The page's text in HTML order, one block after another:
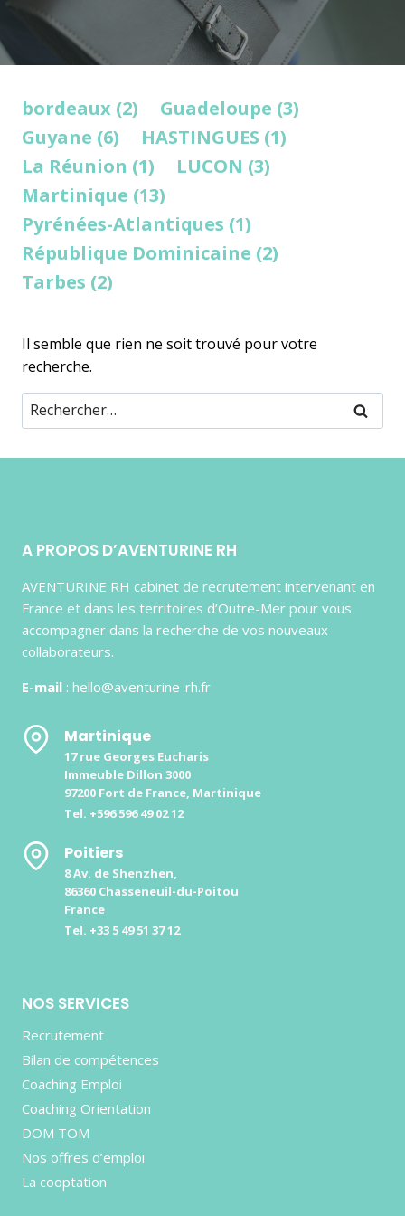
bordeaux (2)
Guadeloupe (3)
Guyane (6)
HASTINGUES (1)
La Réunion (1)
LUCON (3)
Martinique (13)
Pyrénées-Atlantiques (1)
République Dominicaine (2)
Tarbes (2)
Il semble que rien ne soit trouvé pour votre
recherche.
Rechercher :
A PROPOS D’AVENTURINE RH
AVENTURINE RH cabinet de recrutement intervenant en
France et dans les territoires d’Outre-Mer pour vous
accompagner dans la recherche de vos nouveaux
collaborateurs.
E-mail : hello@aventurine-rh.fr
Martinique
17 rue Georges Eucharis
Immeuble Dillon 3000
97200 Fort de France, Martinique
Tel. +596 596 49 02 12
Poitiers
8 Av. de Shenzhen,
86360 Chasseneuil-du-Poitou
France
Tel. +33 5 49 51 37 12
NOS SERVICES
Recrutement
Bilan de compétences
Coaching Emploi
Coaching Orientation
DOM TOM
Nos offres d’emploi
La cooptation